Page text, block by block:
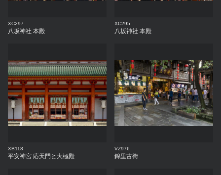
XC297
八坂神社 本殿
XC295
八坂神社 本殿
XB118
平安神宮 応天門と大極殿
VZ976
錦里古街